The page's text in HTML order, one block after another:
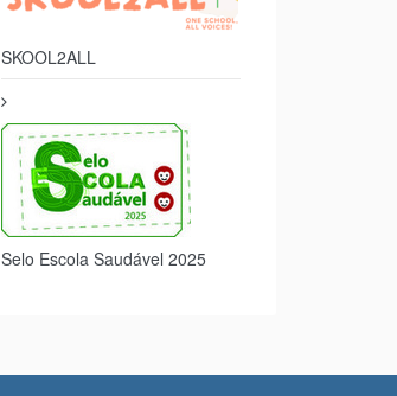
SKOOL2ALL
Selo Escola Saudável 2025